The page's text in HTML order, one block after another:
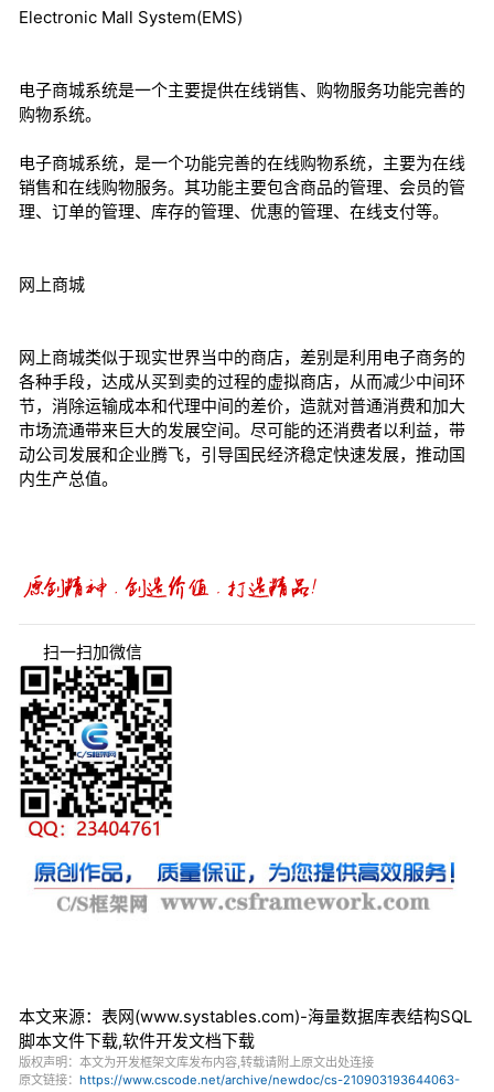
Electronic Mall System(EMS)
电子商城系统是一个主要提供在线销售、购物服务功能完善的
购物系统。
电子商城系统，是一个功能完善的在线购物系统，主要为在线
销售和在线购物服务。其功能主要包含商品的管理、会员的管
理、订单的管理、库存的管理、优惠的管理、在线支付等。
网上商城
网上商城类似于现实世界当中的商店，差别是利用电子商务的
各种手段，达成从买到卖的过程的虚拟商店，从而减少中间环
节，消除运输成本和代理中间的差价，造就对普通消费和加大
市场流通带来巨大的发展空间。尽可能的还消费者以利益，带
动公司发展和企业腾飞，引导国民经济稳定快速发展，推动国
内生产总值。
扫一扫加微信
本文来源：表网(www.systables.com)-海量数据库表结构SQL
脚本文件下载,软件开发文档下载
版权声明：本文为开发框架文库发布内容,转载请附上原文出处连接
原文链接： https://www.cscode.net/archive/newdoc/cs-210903193644063-